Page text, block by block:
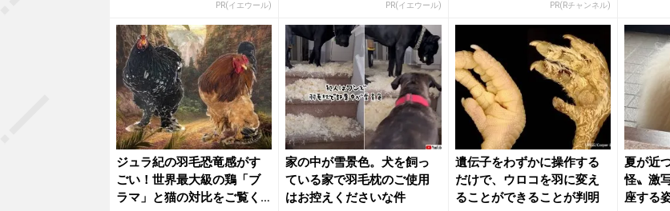
PR(イエウール) PR(イエウール) PR(Rチャンネル)
ジュラ紀の羽毛恐竜感がす
ごい！世界最大級の鶏「ブ
ラマ」と猫の対比をご覧く
家の中が雪景色。犬を飼っ
ている家で羽毛枕のご使用
はお控えくださいな件
遺伝子をわずかに操作する
だけで、ウロコを羽に変え
ることができることが判明
夏が近
怪〟激
座する